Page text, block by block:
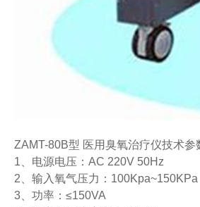
ZAMT-80B型 医用臭氧治疗仪技术参
1、电源电压：AC 220V 50Hz
2、输入氧气压力：100Kpa~150KPa
3、功率：≤150VA